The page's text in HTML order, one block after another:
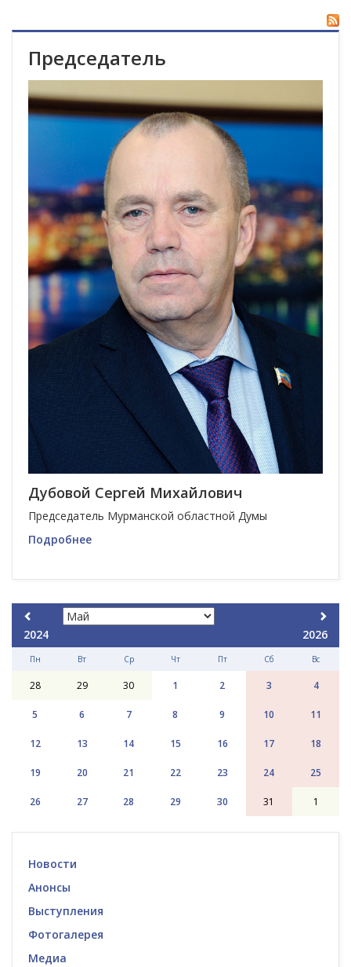
Председатель
Дубовой Сергей Михайлович
Председатель Мурманской областной Думы
Подробнее
2024 2026
Пн Вт Ср Чт Пт Сб Вс
28 29 30 1 2 3 4
5 6 7 8 9 10 11
12 13 14 15 16 17 18
19 20 21 22 23 24 25
26 27 28 29 30 31 1
Новости
Анонсы
Выступления
Фотогалерея
Медиа